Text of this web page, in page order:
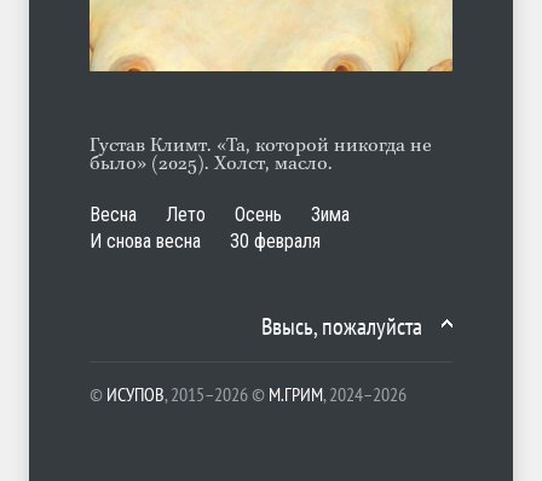
Густав Климт. «Та, которой никогда не
было» (2025). Холст, масло.
Весна Лето Осень
Зима
И снова весна
30 февраля
Ввысь, пожалуйста
© ИСУПОВ, 2015–2026 © М.ГРИМ, 2024–2026